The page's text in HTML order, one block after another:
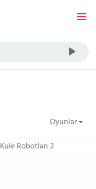
Oyunlar
Kule Robotları 2